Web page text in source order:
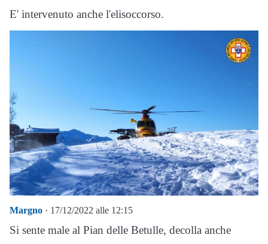
E' intervenuto anche l'elisoccorso.
Margno · 17/12/2022 alle 12:15
Si sente male al Pian delle Betulle, decolla anche